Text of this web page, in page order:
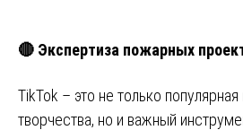
🔴 Экспертиза пожарных
TikTok – это не только
творчества, но и важный